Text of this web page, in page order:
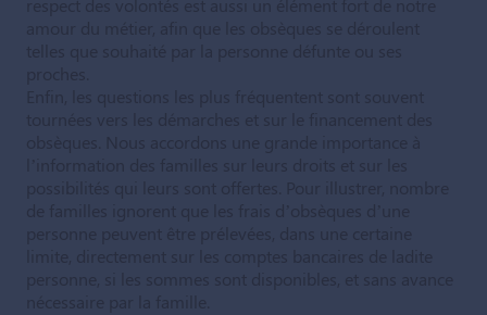
respect des volontés est aussi un élément fort de notre
amour du métier, afin que les obsèques se déroulent
telles que souhaité par la personne défunte ou ses
proches.
Enfin, les questions les plus fréquentent sont souvent
tournées vers les démarches et sur le financement des
obsèques. Nous accordons une grande importance à
l’information des familles sur leurs droits et sur les
possibilités qui leurs sont offertes. Pour illustrer, nombre
de familles ignorent que les frais d’obsèques d’une
personne peuvent être prélevées, dans une certaine
limite, directement sur les comptes bancaires de ladite
personne, si les sommes sont disponibles, et sans avance
nécessaire par la famille.